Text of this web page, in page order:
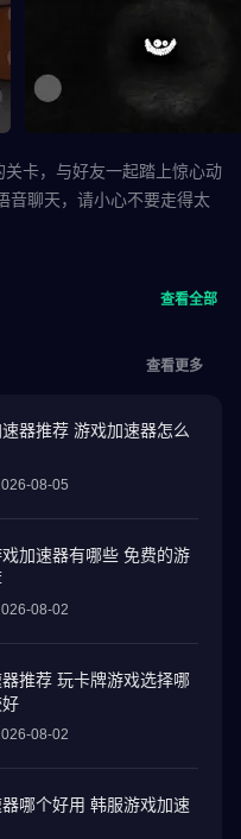
关卡，与好友一起踏上惊心动
音聊天，请小心不要走得太
让您沉浸在合作的恐怖体验
查看全部
查看更多
器推荐 游戏加速器怎么
08-05
加速器有哪些 免费的游
08-02
推荐 玩卡牌游戏选择哪
08-02
哪个好用 韩服游戏加速